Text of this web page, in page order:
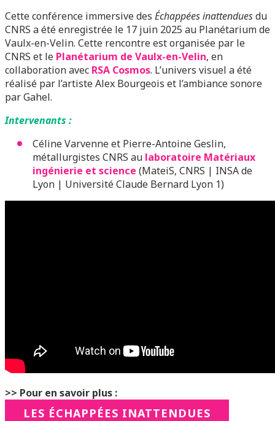
Cette conférence immersive des Échappées inattenduesdu
CNRS a été enregistrée le 17 juin 2025 au Planétarium de
Vaulx-en-Velin. Cette rencontre est organisée par le
CNRS et le Planétarium de Vaulx-en-Velin, en
collaboration avec RSA Cosmos. L’univers visuel a été
réalisé par l’artiste Alex Bourgeois et l’ambiance sonore
par Gahel.
Intervenants :
Céline Varvenne et Pierre-Antoine Geslin,
métallurgistes CNRS au laboratoire Matériaux
ingénierie et science (MateiS, CNRS | INSA de
Lyon | Université Claude Bernard Lyon 1)
>> Pour en savoir plus :
LES ÉCHAPPÉES INATTENDUES